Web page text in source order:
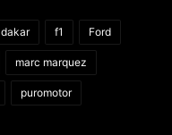
dakar f1 Ford
marc marquez
puromotor